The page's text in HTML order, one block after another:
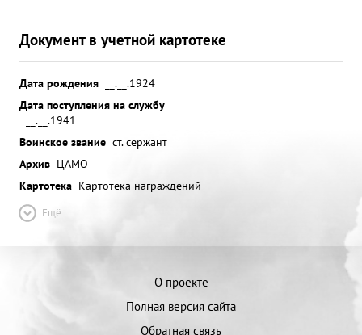
Документ в учетной картотеке
Дата рождения
__.__.1924
Дата поступления на службу
__.__.1941
Воинское звание ст. сержант
Архив ЦАМО
Картотека Картотека награждений
Ещё
О проекте
Полная версия сайта
Обратная связь